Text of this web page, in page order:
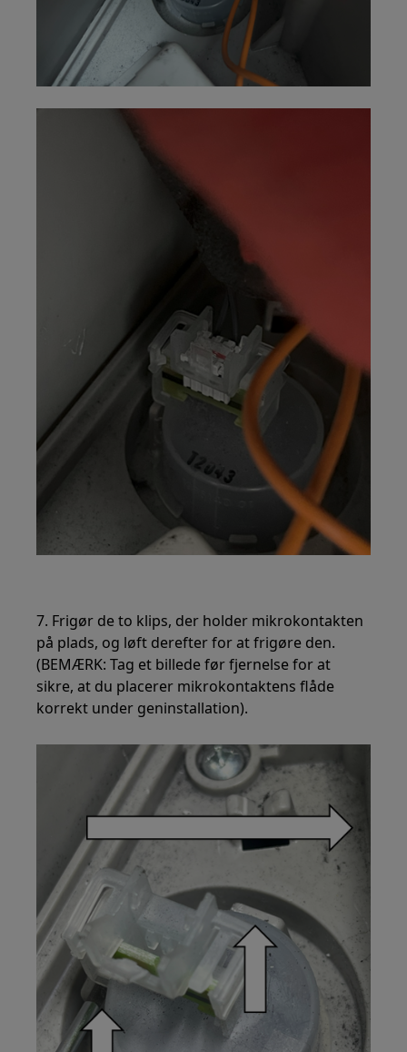
7. Frigør de to klips, der holder mikrokontakten
på plads, og løft derefter for at frigøre den.
(BEMÆRK: Tag et billede før fjernelse for at
sikre, at du placerer mikrokontaktens flåde
korrekt under geninstallation).